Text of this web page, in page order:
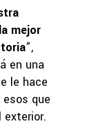
mejor
”,
en una
le hace
que
exterior.